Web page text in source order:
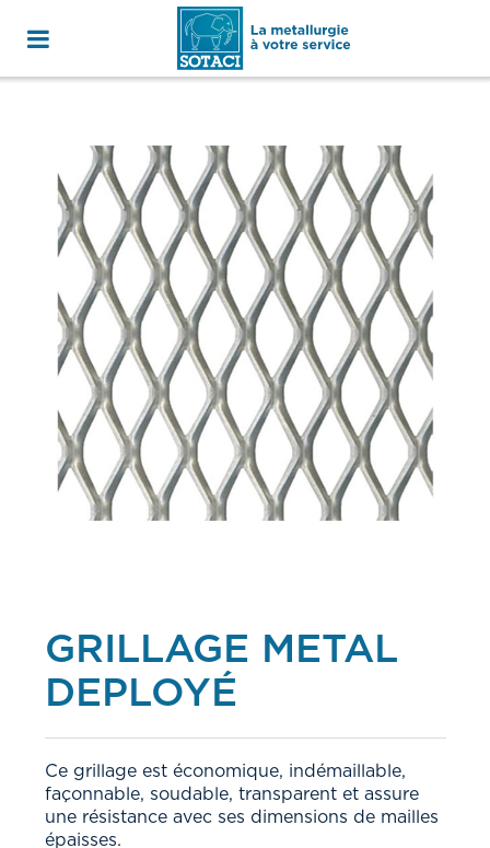
GRILLAGE METAL
DEPLOYÉ
Ce grillage est économique, indémaillable,
façonnable, soudable, transparent et assure
une résistance avec ses dimensions de mailles
épaisses.